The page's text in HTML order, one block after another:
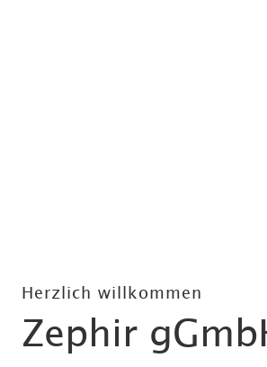
Herzlich willkommen
Zephir